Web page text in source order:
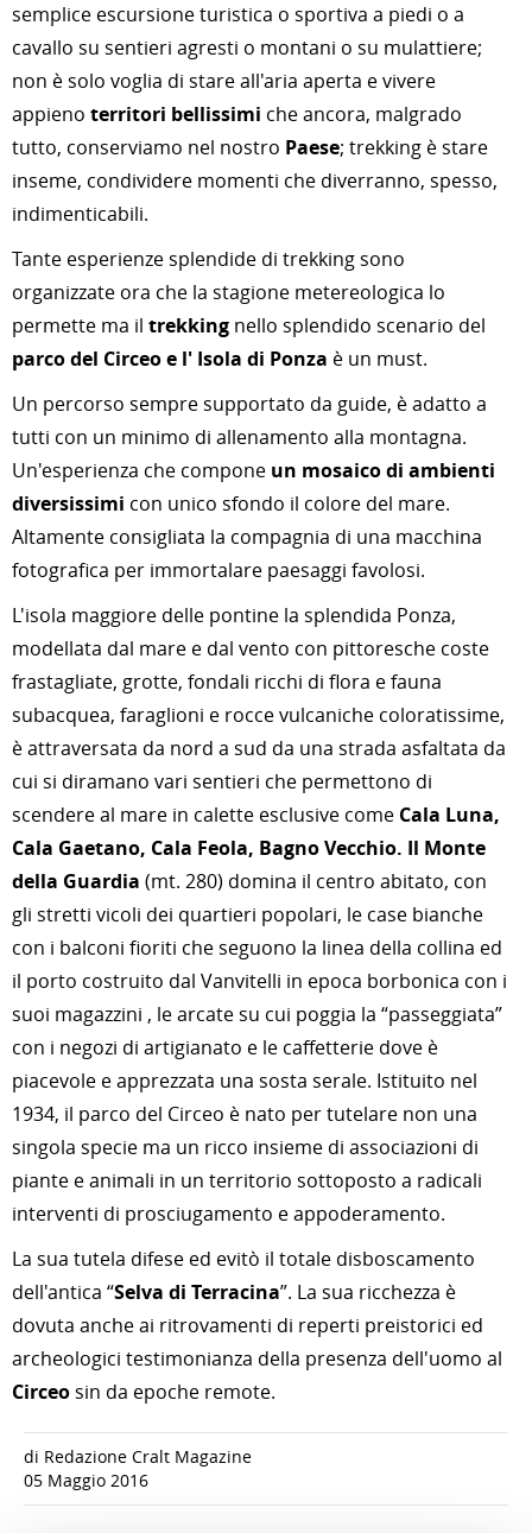
semplice escursione turistica o sportiva a piedi o a
cavallo su sentieri agresti o montani o su mulattiere;
non è solo voglia di stare all'aria aperta e vivere
appieno territori bellissimi che ancora, malgrado
tutto, conserviamo nel nostro Paese; trekking è stare
inseme, condividere momenti che diverranno, spesso,
indimenticabili.
Tante esperienze splendide di trekking sono
organizzate ora che la stagione metereologica lo
permette ma il trekking nello splendido scenario del
parco del Circeo e l' Isola di Ponza è un must.
Un percorso sempre supportato da guide, è adatto a
tutti con un minimo di allenamento alla montagna.
Un'esperienza che compone un mosaico di ambienti
diversissimi con unico sfondo il colore del mare.
Altamente consigliata la compagnia di una macchina
fotografica per immortalare paesaggi favolosi.
L'isola maggiore delle pontine la splendida Ponza,
modellata dal mare e dal vento con pittoresche coste
frastagliate, grotte, fondali ricchi di flora e fauna
subacquea, faraglioni e rocce vulcaniche coloratissime,
è attraversata da nord a sud da una strada asfaltata da
cui si diramano vari sentieri che permettono di
scendere al mare in calette esclusive come Cala Luna,
Cala Gaetano, Cala Feola, Bagno Vecchio. Il Monte
della Guardia (mt. 280) domina il centro abitato, con
gli stretti vicoli dei quartieri popolari, le case bianche
con i balconi fioriti che seguono la linea della collina ed
il porto costruito dal Vanvitelli in epoca borbonica con i
suoi magazzini , le arcate su cui poggia la “passeggiata”
con i negozi di artigianato e le caffetterie dove è
piacevole e apprezzata una sosta serale. Istituito nel
1934, il parco del Circeo è nato per tutelare non una
singola specie ma un ricco insieme di associazioni di
piante e animali in un territorio sottoposto a radicali
interventi di prosciugamento e appoderamento.
La sua tutela difese ed evitò il totale disboscamento
dell'antica “Selva di Terracina”. La sua ricchezza è
dovuta anche ai ritrovamenti di reperti preistorici ed
archeologici testimonianza della presenza dell'uomo al
Circeosin da epoche remote.
di Redazione Cralt Magazine
05 Maggio 2016